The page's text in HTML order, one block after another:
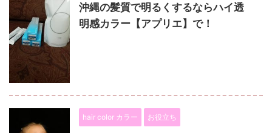
沖縄の髪質で明るくするならハイ透
明感カラー【アプリエ】で！
hair color カラー お役立ち